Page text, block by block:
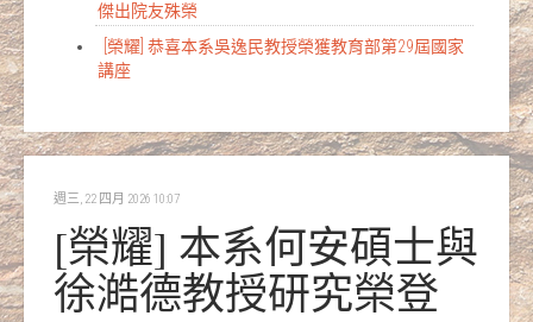
傑出院友殊榮
[榮耀] 恭喜本系吳逸民教授榮獲教育部第29屆國家
講座
週三, 22 四月 2026 10:07
[榮耀] 本系何安碩士與
徐澔德教授研究榮登